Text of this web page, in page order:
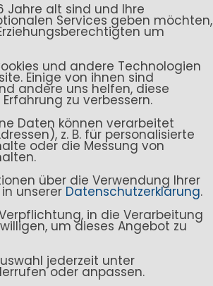
Jahre alt sind und Ihre
Services geben möchten,
um
und andere Technologien
Einige von ihnen sind
andere uns helfen, diese
zu verbessern.
Daten können verarbeitet
z. B. für personalisierte
oder die Messung von
über die Verwendung Ihrer
unserer Datenschutzerklärung.
in die Verarbeitung
um dieses Angebot zu
jederzeit unter
oder anpassen.